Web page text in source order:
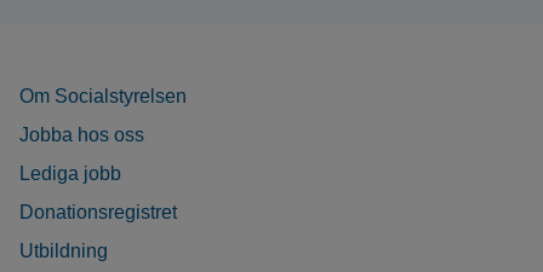
Om Socialstyrelsen
Jobba hos oss
Lediga jobb
Donationsregistret
Utbildning